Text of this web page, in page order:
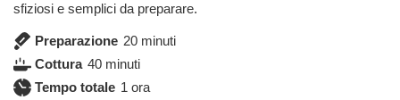
sfiziosi e semplici da preparare.
Preparazione 20minuti
minuti
Cottura 40minuti
minuti
Tempo totale 1 ora
ora